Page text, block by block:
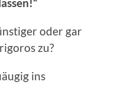
oder gar
zu?
ins